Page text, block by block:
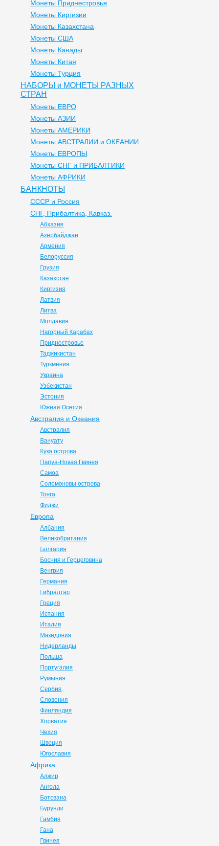
Монеты Приднестровья
Монеты Киргизии
Монеты Казахстана
Монеты США
Монеты Канады
Монеты Китая
Монеты Турция
НАБОРЫ и МОНЕТЫ РАЗНЫХ
СТРАН
Монеты ЕВРО
Монеты АЗИИ
Монеты АМЕРИКИ
Монеты АВСТРАЛИИ и ОКЕАНИИ
Монеты ЕВРОПЫ
Монеты СНГ и ПРИБАЛТИКИ
Монеты АФРИКИ
БАНКНОТЫ
СССР и Россия
СНГ, Прибалтика, Кавказ.
Абхазия
Азербайджан
Армения
Белоруссия
Грузия
Казахстан
Киргизия
Латвия
Литва
Молдавия
Нагорный Карабах
Приднестровье
Таджикистан
Туркмения
Украина
Узбекистан
Эстония
Южная Осетия
Австралия и Океания
Австралия
Вануату
Кука острова
Папуа-Новая Гвинея
Самоа
Соломоновы острова
Тонга
Фиджи
Европа
Албания
Великобритания
Болгария
Босния и Герцеговина
Венгрия
Германия
Гибралтар
Греция
Испания
Италия
Македония
Нидерланды
Польша
Португалия
Румыния
Сербия
Словения
Финляндия
Хорватия
Чехия
Швеция
Югославия
Африка
Алжир
Ангола
Ботсвана
Бурунди
Гамбия
Гана
Гвинея